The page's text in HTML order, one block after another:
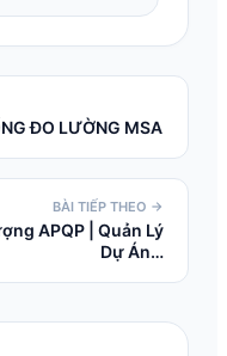
ĐO LƯỜNG MSA
BÀI TIẾP THEO →
APQP | Quản Lý
Dự Án…